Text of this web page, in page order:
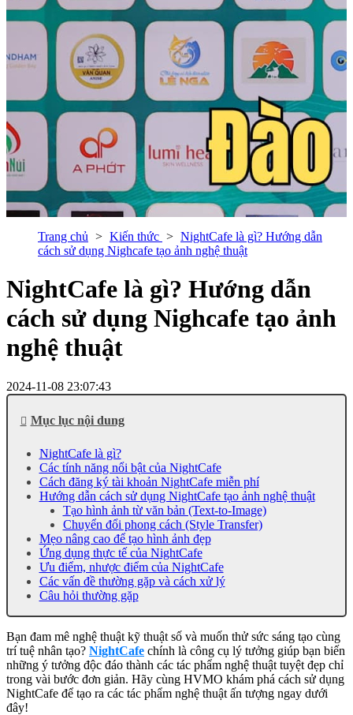
Trang chủ Kiến thức
NightCafe là gì? Hướng dẫn
cách sử dụng Nighcafe tạo ảnh nghệ thuật
NightCafe là gì? Hướng dẫn
cách sử dụng Nighcafe tạo ảnh
nghệ thuật
2024-11-08 23:07:43
Mục lục nội dung
NightCafe là gì?
Các tính năng nổi bật của NightCafe
Cách đăng ký tài khoản NightCafe miễn phí
Hướng dẫn cách sử dụng NightCafe tạo ảnh nghệ thuật
Tạo hình ảnh từ văn bản (Text-to-Image)
Chuyển đổi phong cách (Style Transfer)
Mẹo nâng cao để tạo hình ảnh đẹp
Ứng dụng thực tế của NightCafe
Ưu điểm, nhược điểm của NightCafe
Các vấn đề thường gặp và cách xử lý
Câu hỏi thường gặp
Bạn đam mê nghệ thuật kỹ thuật số và muốn thử sức sáng tạo cùng
trí tuệ nhân tạo? NightCafe chính là công cụ lý tưởng giúp bạn biến
những ý tưởng độc đáo thành các tác phẩm nghệ thuật tuyệt đẹp chỉ
trong vài bước đơn giản. Hãy cùng HVMO khám phá cách sử dụng
NightCafe để tạo ra các tác phẩm nghệ thuật ấn tượng ngay dưới
đây!